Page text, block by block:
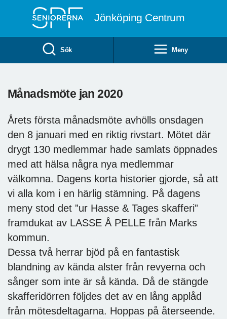
Jönköping Centrum
Sök Meny
Månadsmöte jan 2020
Årets första månadsmöte avhölls onsdagen
den 8 januari med en riktig rivstart. Mötet där
drygt 130 medlemmar hade samlats öppnades
med att hälsa några nya medlemmar
välkomna. Dagens korta historier gjorde, så att
vi alla kom i en härlig stämning. På dagens
meny stod det ”ur Hasse & Tages skafferi”
framdukat av LASSE Å PELLE från Marks
kommun.
Dessa två herrar bjöd på en fantastisk
blandning av kända alster från revyerna och
sånger som inte är så kända. Då de stängde
skafferidörren följdes det av en lång applåd
från mötesdeltagarna. Hoppas på återseende.